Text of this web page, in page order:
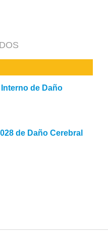
de Daño
de Daño Cerebral